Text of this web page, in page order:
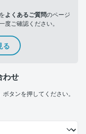
よくあるご質問のページ
ご確認ください。
る
わせ
タンを押してください。